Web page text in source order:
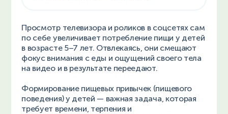
Просмотр телевизора и роликов в соцсетях сам
по себе увеличивает потребление пищи у детей
в возрасте 5–7 лет. Отвлекаясь, они смещают
фокус внимания с еды и ощущений своего тела
на видео и в результате переедают.
Формирование пищевых привычек (пищевого
поведения) у детей — важная задача, которая
требует времени, терпения и